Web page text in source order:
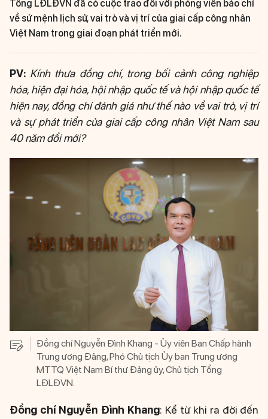
Tổng LĐLĐVN đã có cuộc trao đổi với phóng viên báo chí
về sứ mệnh lịch sử, vai trò và vị trí của giai cấp công nhân
Việt Nam trong giai đoạn phát triển mới.
PV: Kính thưa đồng chí, trong bối cảnh công nghiệp
hóa, hiện đại hóa, hội nhập quốc tế và hội nhập quốc tế
hiện nay, đồng chí đánh giá như thế nào về vai trò, vị trí
và sự phát triển của giai cấp công nhân Việt Nam sau
40 năm đổi mới?
Đồng chí Nguyễn Đình Khang - Ủy viên Ban Chấp hành
Trung ương Đảng, Phó Chủ tịch Ủy ban Trung ương
MTTQ Việt Nam Bí thư Đảng ủy, Chủ tịch Tổng
LĐLĐVN.
Đồng chí Nguyễn Đình Khang: Kể từ khi ra đời đến